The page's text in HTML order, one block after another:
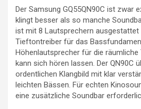
Der Samsung GQ55QN90C ist zwar
klingt besser als so manche
ist mit 8 Lautsprechern ausgestattet
Tieftontreiber für das
Höhenlautsprecher für die räumliche
kann sich hören lassen. Der QN90C
ordentlichen Klangbild mit klar
leichten Bässen. Für echten
eine zusätzliche Soundbar